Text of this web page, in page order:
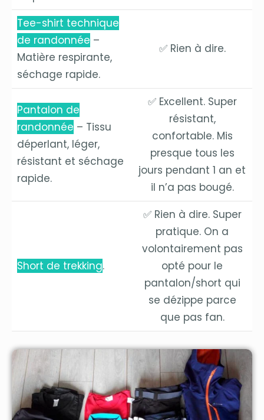
Tee-shirt technique
de randonnée –
Matière respirante,
séchage rapide.
✅ Rien à dire.
Pantalon de
randonnée – Tissu
déperlant, léger,
résistant et séchage
rapide.
✅ Excellent. Super
résistant,
confortable. Mis
presque tous les
jours pendant 1 an et
il n’a pas bougé.
Short de trekking.
✅ Rien à dire. Super
pratique. On a
volontairement pas
opté pour le
pantalon/short qui
se dézippe parce
que pas fan.